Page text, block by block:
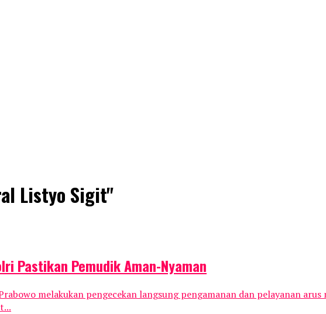
Listyo Sigit"
Pastikan Pemudik Aman-Nyaman
melakukan pengecekan langsung pengamanan dan pelayanan